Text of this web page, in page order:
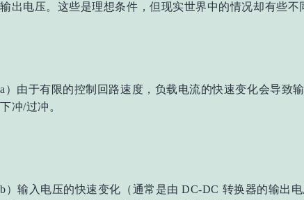
输出电压。这些是理想条件，但现实世界中的情况却有些
a）由于有限的控制回路速度，负载电流的快速变化会导致
下冲/过冲。
b）输入电压的快速变化（通常是由 DC-DC 转换器的输出